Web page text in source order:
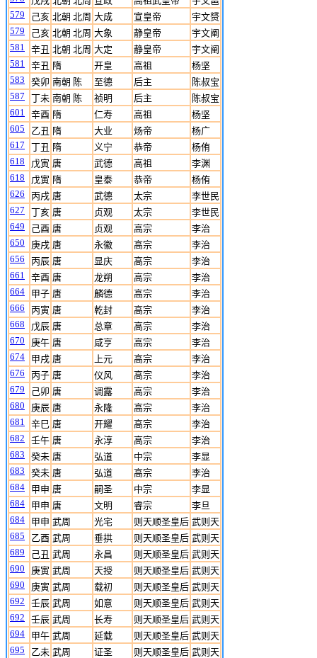
579
己亥 北朝 北周 大成 宣皇帝
宇文赟
579
己亥 北朝 北周 大象 静皇帝
宇文阐
581
辛丑 北朝 北周 大定 静皇帝
宇文阐
581
辛丑 隋 开皇 高祖
杨坚
583
癸卯 南朝 陈 至德 后主
陈叔宝
587
丁未 南朝 陈 祯明 后主
陈叔宝
601
辛酉 隋 仁寿 高祖
杨坚
605
乙丑 隋 大业 炀帝
杨广
617
丁丑 隋 义宁 恭帝
杨侑
618
戊寅 唐 武德 高祖
李渊
618
戊寅 隋 皇泰 恭帝
杨侑
626
丙戌 唐 武德 太宗
李世民
627
丁亥 唐 贞观 太宗
李世民
649
己酉 唐 贞观 高宗
李治
650
庚戌 唐 永徽 高宗
李治
656
丙辰 唐 显庆 高宗
李治
661
辛酉 唐 龙朔 高宗
李治
664
甲子 唐 麟德 高宗
李治
666
丙寅 唐 乾封 高宗
李治
668
戊辰 唐 总章 高宗
李治
670
庚午 唐 咸亨 高宗
李治
674
甲戌 唐 上元 高宗
李治
676
丙子 唐 仪风 高宗
李治
679
己卯 唐 调露 高宗
李治
680
庚辰 唐 永隆 高宗
李治
681
辛巳 唐 开耀 高宗
李治
682
壬午 唐 永淳 高宗
李治
683
癸未 唐 弘道 中宗
李显
683
癸未 唐 弘道 高宗
李治
684
甲申 唐 嗣圣 中宗
李显
684
甲申 唐 文明 睿宗
李旦
684
甲申 武周 光宅 则天顺圣皇后 武则天
685
乙酉 武周 垂拱 则天顺圣皇后 武则天
689
己丑 武周 永昌 则天顺圣皇后 武则天
690
庚寅 武周 天授 则天顺圣皇后 武则天
690
庚寅 武周 载初 则天顺圣皇后 武则天
692
壬辰 武周 如意 则天顺圣皇后 武则天
692
壬辰 武周 长寿 则天顺圣皇后 武则天
694
甲午 武周 延载 则天顺圣皇后 武则天
695
乙未 武周 证圣 则天顺圣皇后 武则天